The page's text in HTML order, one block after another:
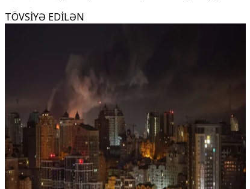
TÖVSİYƏ EDİLƏN